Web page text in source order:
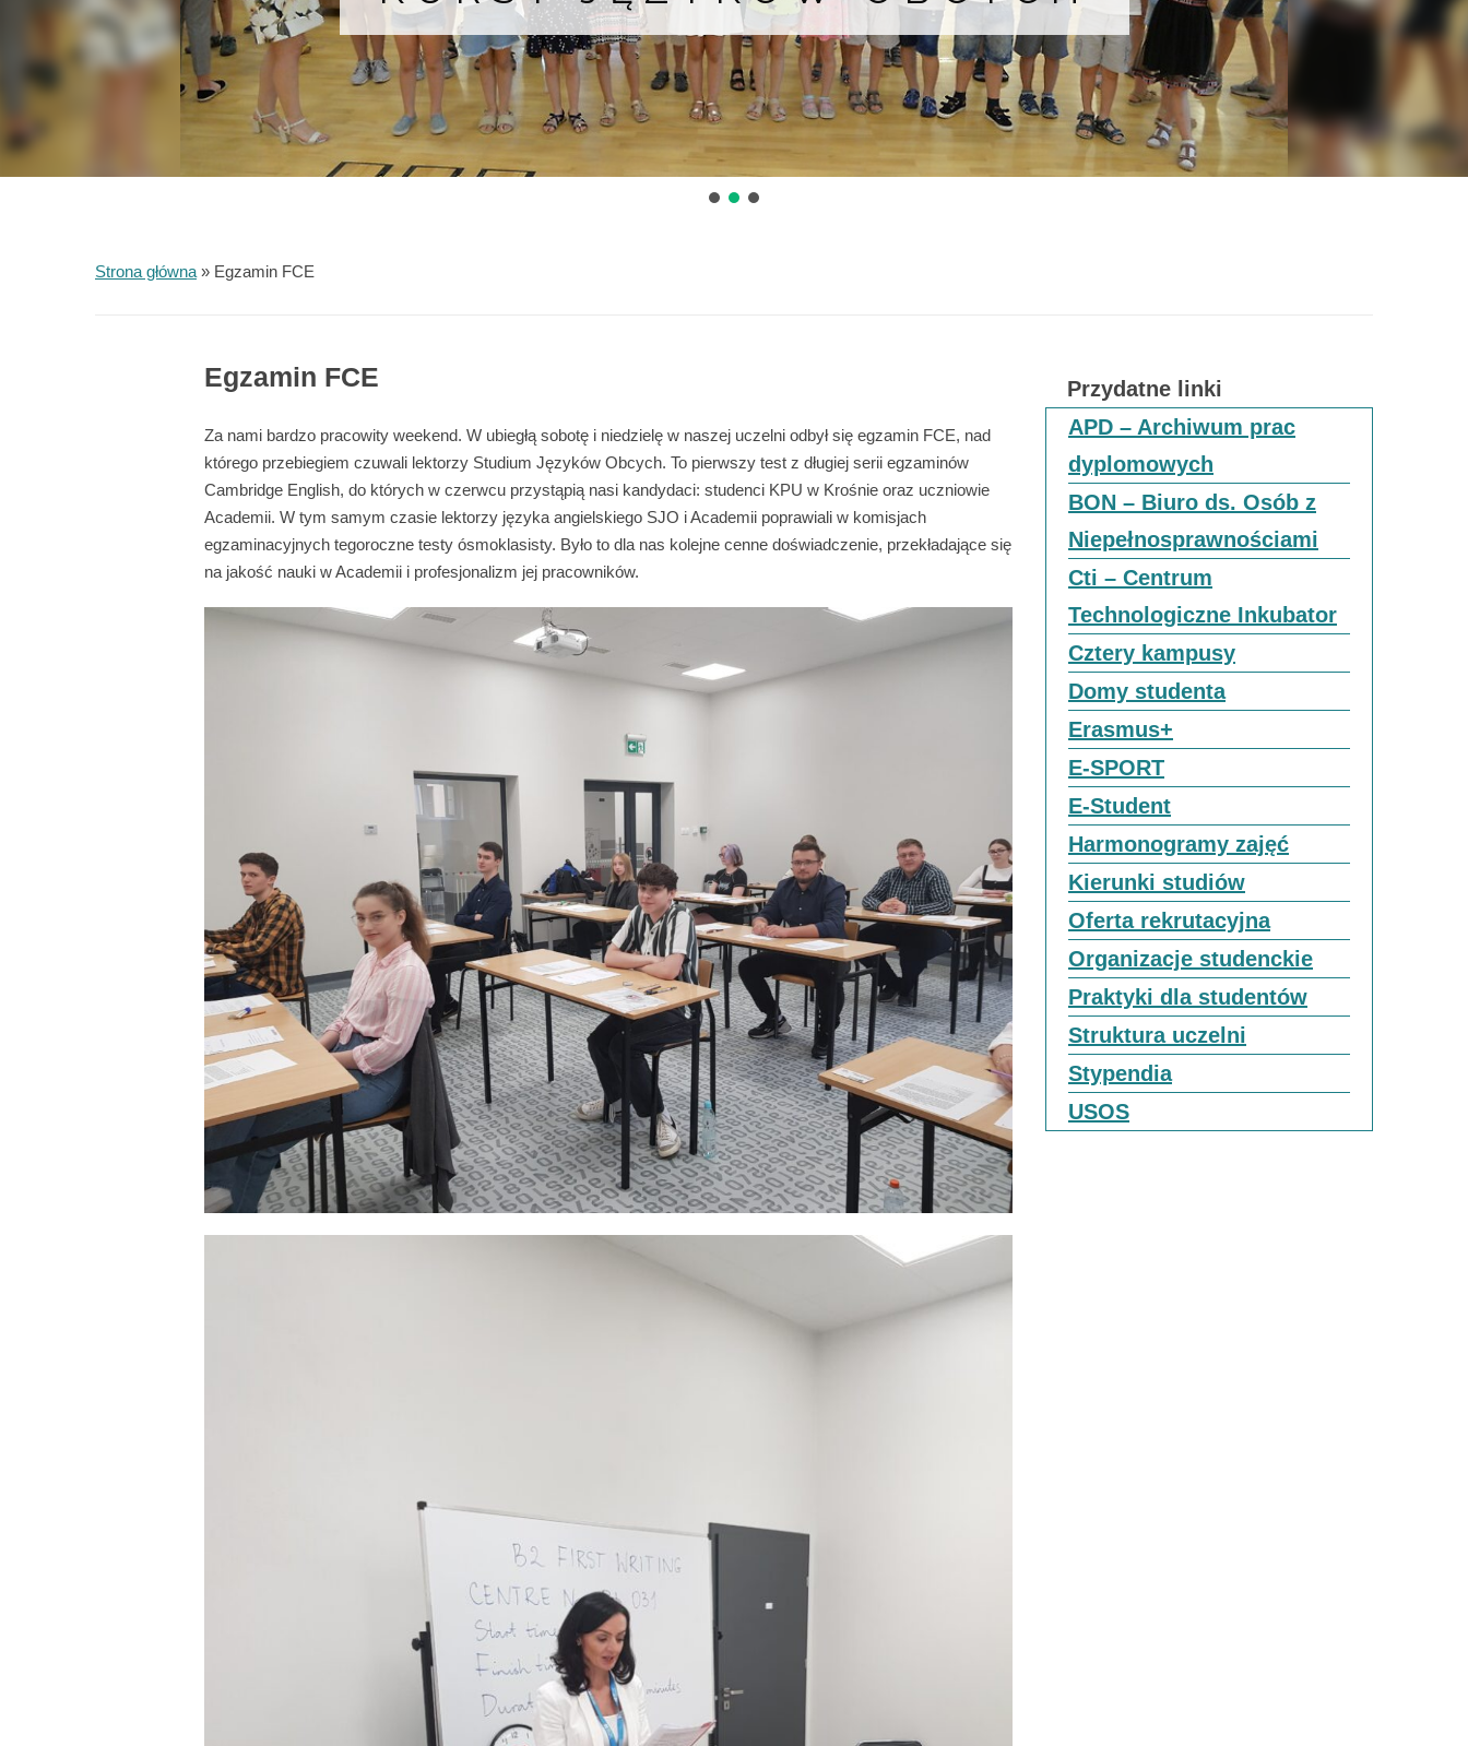
Strona główna » Egzamin FCE
Egzamin FCE
Za nami bardzo pracowity weekend. W ubiegłą sobotę i niedzielę w naszej uczelni odbył się egzamin FCE, nad
którego przebiegiem czuwali lektorzy Studium Języków Obcych. To pierwszy test z długiej serii egzaminów
Cambridge English, do których w czerwcu przystąpią nasi kandydaci: studenci KPU w Krośnie oraz uczniowie
Academii. W tym samym czasie lektorzy języka angielskiego SJO i Academii poprawiali w komisjach
egzaminacyjnych tegoroczne testy ósmoklasisty. Było to dla nas kolejne cenne doświadczenie, przekładające się
na jakość nauki w Academii i profesjonalizm jej pracowników.
Przydatne linki
APD – Archiwum prac
dyplomowych
BON – Biuro ds. Osób z
Niepełnosprawnościami
Cti – Centrum
Technologiczne Inkubator
Cztery kampusy
Domy studenta
Erasmus+
E-SPORT
E-Student
Harmonogramy zajęć
Kierunki studiów
Oferta rekrutacyjna
Organizacje studenckie
Praktyki dla studentów
Struktura uczelni
Stypendia
USOS